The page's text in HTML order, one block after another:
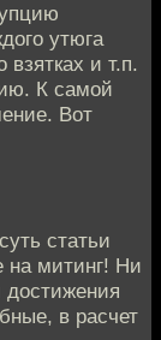
утюга
и т.п.
К самой
Вот
статьи
на митинг! Ни
достижения
в расчет